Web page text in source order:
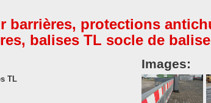
barrières, protections
balises TL socle de
TL
Images: